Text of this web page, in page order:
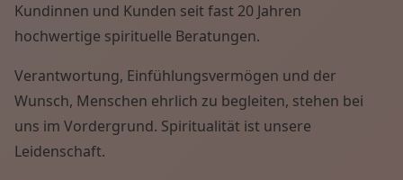
Kundinnen und Kunden seit fast 20 Jahren
hochwertige spirituelle Beratungen.
Verantwortung, Einfühlungsvermögen und der
Wunsch, Menschen ehrlich zu begleiten, stehen bei
uns im Vordergrund. Spiritualität ist unsere
Leidenschaft.